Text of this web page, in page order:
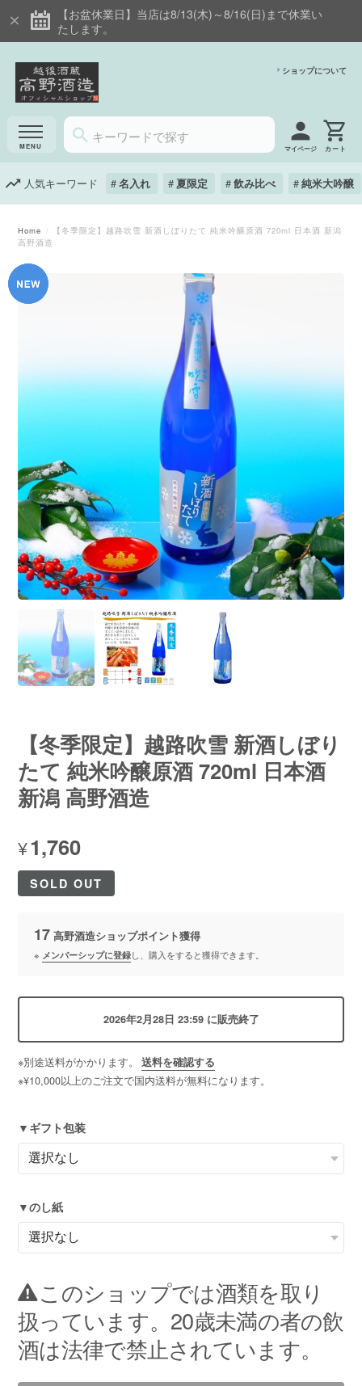
【お盆休業日】当店は8/13(木)～8/16(日)まで休業い
たします。
ショップについて
マイページ
人気キーワード 名入れ 夏限定 飲み比べ 純米大吟醸
Home
【冬季限定】越路吹雪 新酒しぼりたて 純米吟醸原酒 720ml 日本酒 新潟
高野酒造
【冬季限定】越路吹雪 新酒しぼり
たて 純米吟醸原酒 720ml 日本酒
新潟 高野酒造
¥1,760
SOLD OUT
17 高野酒造ショップポイント獲得
※ メンバーシップに登録し、購入をすると獲得できます。
2026年2月28日 23:59 に販売終了
※別途送料がかかります。 送料を確認する
※¥10,000以上のご注文で国内送料が無料になります。
▼ギフト包装
▼のし紙
このショップでは酒類を取り
扱っています。20歳未満の者の飲
酒は法律で禁止されています。